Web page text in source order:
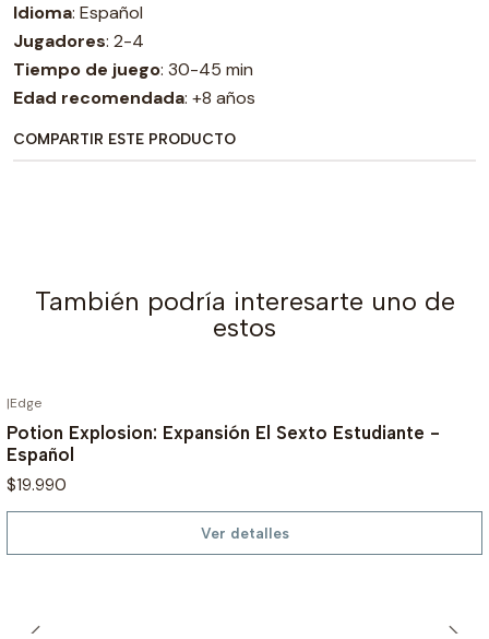
Idioma: Español
Jugadores: 2-4
Tiempo de juego: 30-45 min
Edad recomendada: +8 años
COMPARTIR ESTE PRODUCTO
También podría interesarte uno de
estos
|Edge
Potion Explosion: Expansión El Sexto Estudiante -
Español
$19.990
Ver detalles